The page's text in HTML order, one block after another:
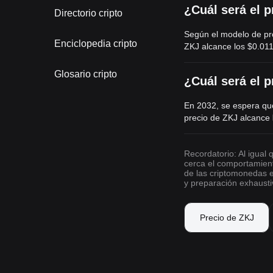
Directorio cripto
Enciclopedia cripto
Glosario cripto
¿Cuál será el
Según el modelo de
ZKJ alcance los
¿Cuál será el
En 2032, se espera
precio de ZKJ alcance
Recordatorio: Al igual
cerca el
de las criptomonedas
y preparación
Precio de ZKJ